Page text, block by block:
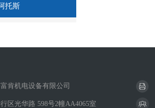
托斯
肯机电设备有限公司
区光华路 598号2幢AA4065室